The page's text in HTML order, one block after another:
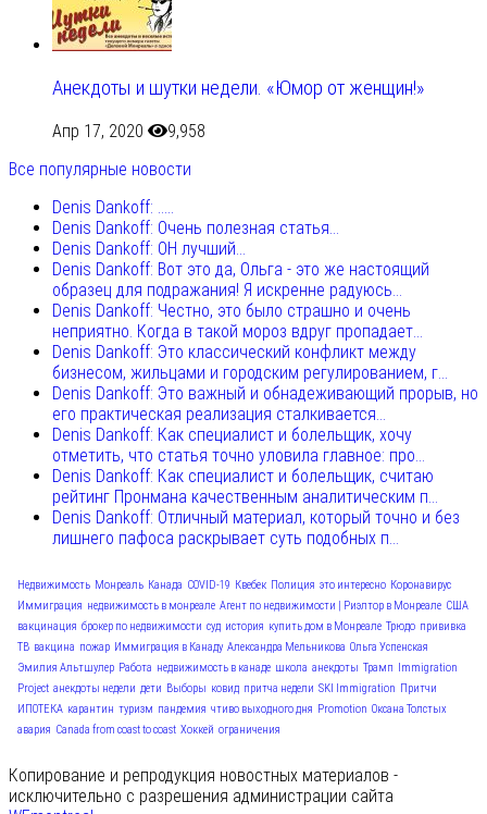
Анекдоты и шутки недели. «Юмор от женщин!»
Апр 17, 2020
9,958
Все популярные новости
Denis Dankoff: .....
Denis Dankoff: Очень полезная статья...
Denis Dankoff: ОН лучший...
Denis Dankoff: Вот это да, Ольга - это же настоящий
образец для подражания! Я искренне радуюсь...
Denis Dankoff: Честно, это было страшно и очень
неприятно. Когда в такой мороз вдруг пропадает...
Denis Dankoff: Это классический конфликт между
бизнесом, жильцами и городским регулированием, г...
Denis Dankoff: Это важный и обнадеживающий прорыв, но
его практическая реализация сталкивается...
Denis Dankoff: Как специалист и болельщик, хочу
отметить, что статья точно уловила главное: про...
Denis Dankoff: Как специалист и болельщик, считаю
рейтинг Пронмана качественным аналитическим п...
Denis Dankoff: Отличный материал, который точно и без
лишнего пафоса раскрывает суть подобных п...
Недвижимость Монреаль Канада COVID-19 Квебек Полиция это интересно Коронавирус
Иммиграция недвижимость в монреале Агент по недвижимости | Риэлтор в Монреале США
вакцинация брокер по недвижимости суд история купить дом в Монреале Трюдо прививка
ТВ вакцина пожар Иммиграция в Канаду Александра Мельникова Ольга Успенская
Эмилия Альтшулер Работа недвижимость в канаде школа анекдоты Трамп Immigration
Project анекдоты недели дети Выборы ковид притча недели SKI Immigration Притчи
ИПОТЕКА карантин туризм пандемия чтиво выходного дня Promotion Оксана Толстых
авария Canada from coast to coast Хоккей ограничения
Копирование и репродукция новостных материалов -
исключительно с разрешения администрации сайта